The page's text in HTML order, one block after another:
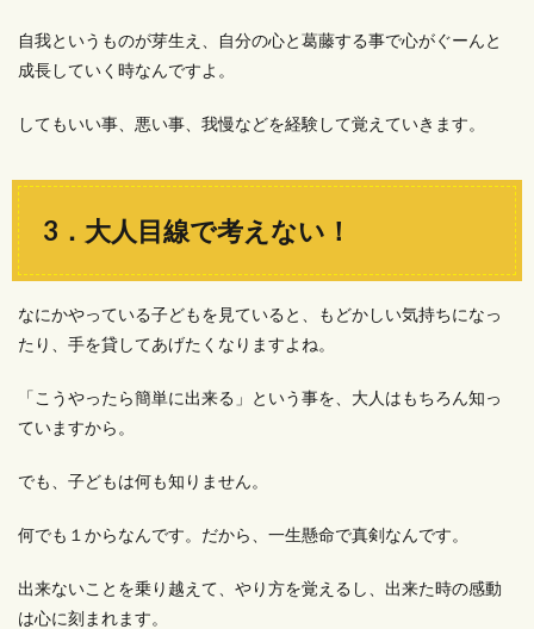
自我というものが芽生え、自分の心と葛藤する事で心がぐーんと
成長していく時なんですよ。
してもいい事、悪い事、我慢などを経験して覚えていきます。
3．大人目線で考えない！
なにかやっている子どもを見ていると、もどかしい気持ちになっ
たり、手を貸してあげたくなりますよね。
「こうやったら簡単に出来る」という事を、大人はもちろん知っ
ていますから。
でも、子どもは何も知りません。
何でも１からなんです。だから、一生懸命で真剣なんです。
出来ないことを乗り越えて、やり方を覚えるし、出来た時の感動
は心に刻まれます。